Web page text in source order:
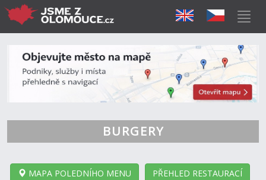
BURGERY
MAPA POLEDNÍHO MENU PŘEHLED RESTAURACÍ